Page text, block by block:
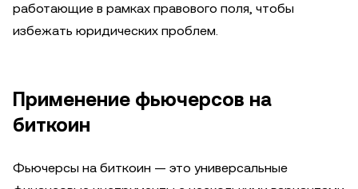
работающие в рамках правового поля, чтобы
избежать юридических проблем.
Применение фьючерсов на
биткоин
Фьючерсы на биткоин — это универсальные